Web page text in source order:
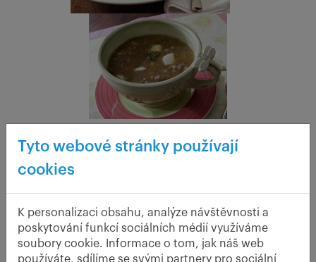
Budeme-li v Krkonoších, musíme určitě ochutnat
„Krkonošské kyselo“
vděčí chlebovému kvásku, nechybí v ní ani vejce, brambory a
samozřejmě houby. V mrazivých dnech zde určitě oceníme i
česnekový„Oukrop“. Šumava, ale i Jeseníky, nás zase
pozvou na vydatnou smetanovou„ Kulajdu“, plnou
brambor, hub a korunovanou zastřeným vejcem, v Jeseníkách
Tyto webové stránky používají
cookies
K personalizaci obsahu, analýze návštěvnosti a
poskytování funkcí sociálních médií využíváme
soubory cookie. Informace o tom, jak náš web
používáte, sdílíme se svými partnery pro sociální